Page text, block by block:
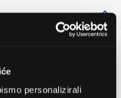
personalizirali